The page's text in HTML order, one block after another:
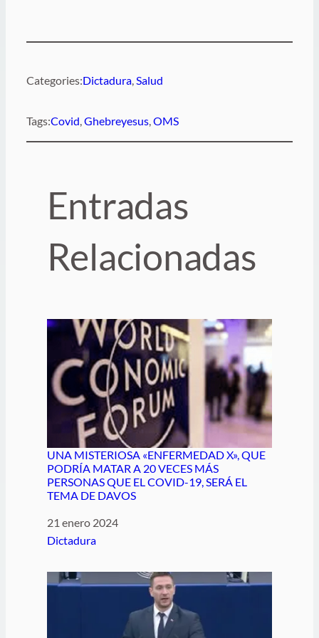
Categories:Dictadura, Salud
Tags:Covid, Ghebreyesus, OMS
Entradas
Relacionadas
UNA MISTERIOSA «ENFERMEDAD X», QUE
PODRÍA MATAR A 20 VECES MÁS
PERSONAS QUE EL COVID-19, SERÁ EL
TEMA DE DAVOS
Fecha
21 enero 2024
Respecto a
Dictadura